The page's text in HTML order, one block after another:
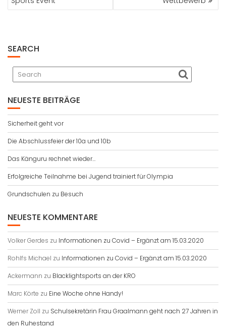
SEARCH
NEUESTE BEITRÄGE
Sicherheit geht vor
Die Abschlussfeier der 10a und 10b
Das Känguru rechnet wieder…
Erfolgreiche Teilnahme bei Jugend trainiert für Olympia
Grundschulen zu Besuch
NEUESTE KOMMENTARE
Volker Gerdes zu Informationen zu Covid – Ergänzt am 15.03.2020
Rohlfs Michael zu Informationen zu Covid – Ergänzt am 15.03.2020
Ackermann zu Blacklightsports an der KRO
Marc Körte zu Eine Woche ohne Handy!
Werner Zoll zu Schulsekretärin Frau Graalmann geht nach 27 Jahren in
den Ruhestand